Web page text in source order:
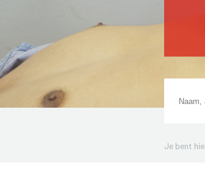
Je bent